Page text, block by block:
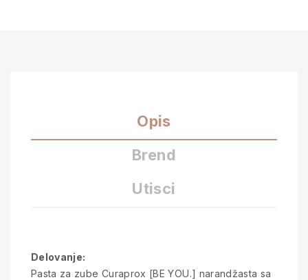
Opis
Brend
Utisci
Delovanje:
Pasta za zube Curaprox [BE YOU.] narandžasta sa